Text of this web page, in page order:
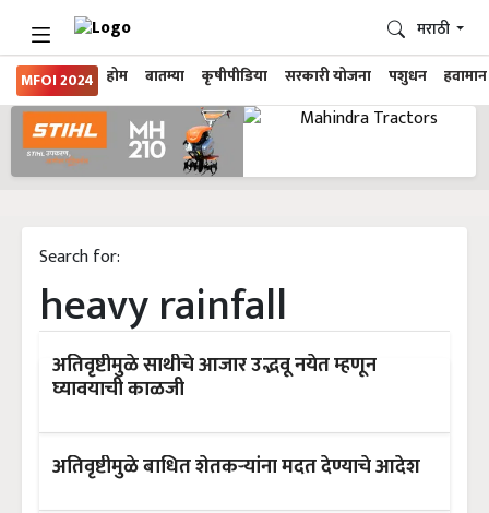
MFOI 2024 होम बातम्या कृषीपीडिया सरकारी योजना पशुधन हवामान
मराठी
Search for:
heavy rainfall
अतिवृष्टीमुळे साथीचे आजार उद्भवू नयेत म्हणून
घ्यावयाची काळजी
अतिवृष्टीमुळे बाधित शेतकऱ्यांना मदत देण्याचे आदेश